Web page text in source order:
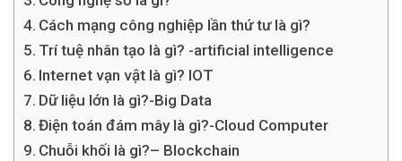
Cách mạng công nghiệp lần thứ tư là gì?
Trí tuệ nhân tạo là gì? -artificial intelligence
Internet vạn vật là gì? IOT
Dữ liệu lớn là gì?-Big Data
Điện toán đám mây là gì?-Cloud Computer
Chuỗi khối là gì?– Blockchain